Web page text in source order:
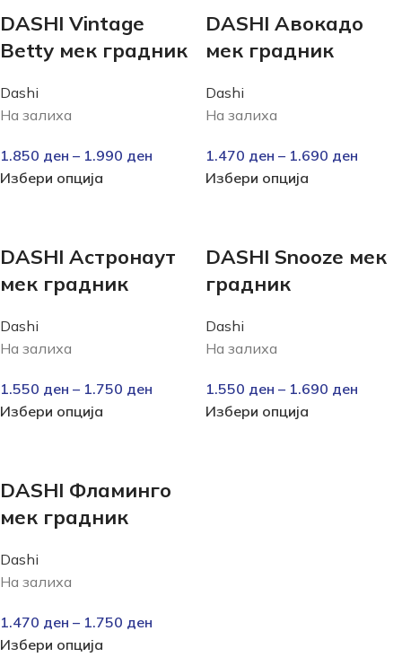
DASHI Vintage
Betty мек градник
Dashi
На залиха
1.850 ден – 1.990 ден
Избери опција
DASHI Авокадо
мек градник
Dashi
На залиха
1.470 ден – 1.690 ден
Избери опција
DASHI Астронаут
мек градник
Dashi
На залиха
1.550 ден – 1.750 ден
Избери опција
DASHI Snooze мек
градник
Dashi
На залиха
1.550 ден – 1.690 ден
Избери опција
DASHI Фламинго
мек градник
Dashi
На залиха
1.470 ден – 1.750 ден
Избери опција